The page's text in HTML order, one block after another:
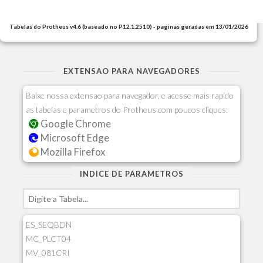
Tabelas do Protheus v4.6 (baseado no P12.1.2510) - paginas geradas em 13/01/2026
EXTENSAO PARA NAVEGADORES
Baixe nossa extensao para navegador, e acesse mais rapido
as tabelas e parametros do Protheus com poucos cliques:
Google Chrome
Microsoft Edge
Mozilla Firefox
INDICE DE PARAMETROS
ES_SEQBDN
MC_PLCT04
MV_081CRI